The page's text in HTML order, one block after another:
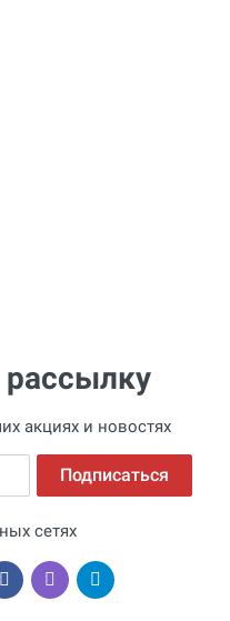
акциях и новостях
Подписаться
сетях